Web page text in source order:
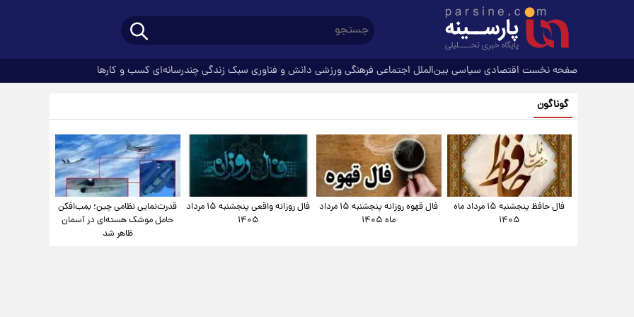
صفحه نخست اقتصادی سیاسی بین‌الملل اجتماعی فرهنگیورزشی دانش و فناوری سبک زندگیچندرسانه‌ای کسب و کارها
گوناگون
فال حافظ پنجشنبه ۱۵ مرداد ماه
۱۴۰۵
فال قهوه روزانه پنجشنبه ۱۵ مرداد
ماه ۱۴۰۵
فال روزانه واقعی پنجشنبه ۱۵ مرداد
۱۴۰۵
قدرت‌نمایی نظامی چین؛ بمب‌افکن
حامل موشک هسته‌ای در آسمان
ظاهر شد